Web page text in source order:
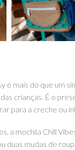
é mais do que um
crianças. É o
para a creche ou
a mochila Chill
duas mudas de